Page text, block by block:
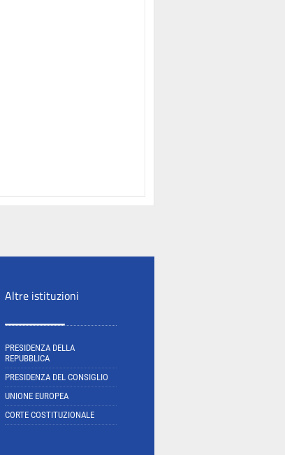
Altre istituzioni
PRESIDENZA DELLA
REPUBBLICA
PRESIDENZA DEL CONSIGLIO
UNIONE EUROPEA
CORTE COSTITUZIONALE